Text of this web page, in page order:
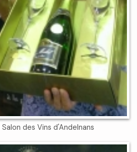
des Vins d'Andelnans